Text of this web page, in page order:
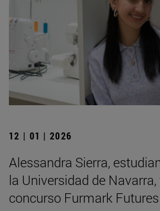
12 | 01 | 2026
Alessandra Sierra,
la Universidad de
concurso Furmark Futures